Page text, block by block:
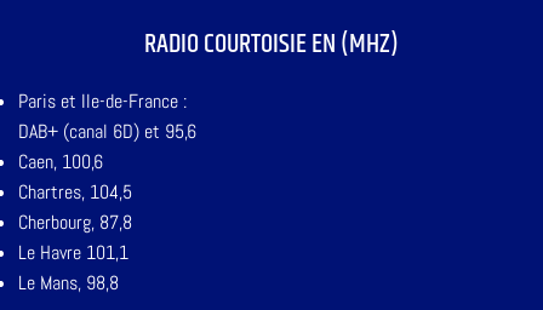
RADIO COURTOISIE EN (MHZ)
Paris et Ile-de-France :
DAB+ (canal 6D) et 95,6
Caen, 100,6
Chartres, 104,5
Cherbourg, 87,8
Le Havre 101,1
Le Mans, 98,8